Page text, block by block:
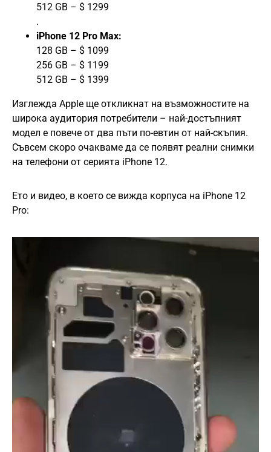
512 GB – $ 1299
.
iPhone 12 Pro Max:
128 GB – $ 1099
256 GB – $ 1199
512 GB – $ 1399
Изглежда Apple ще откликнат на възможностите на
широка аудитория потребители – най-достъпният
модел е повече от два пъти по-евтин от най-скъпия.
Съвсем скоро очакваме да се появят реални снимки
на телефони от серията iPhone 12.
Ето и видео, в което се вижда корпуса на iPhone 12
Pro: